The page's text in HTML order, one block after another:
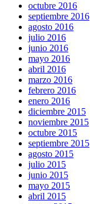
octubre 2016
septiembre 2016
agosto 2016
julio 2016
junio 2016
mayo 2016
abril 2016
marzo 2016
febrero 2016
enero 2016
diciembre 2015
noviembre 2015
octubre 2015
septiembre 2015
agosto 2015
julio 2015
junio 2015
mayo 2015
abril 2015